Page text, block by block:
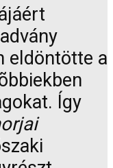
eldöntötte a
Így